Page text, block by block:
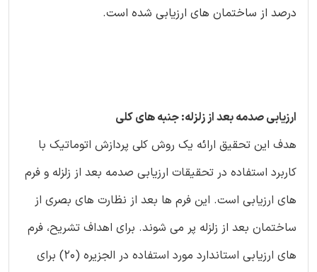
درصد از ساختمان های ارزیابی شده است.
ارزیابی صدمه بعد از زلزله: جنبه های کلی
هدف این تحقیق ارائه یک روش کلی پردازش اتوماتیک با
کاربرد استفاده در تحقیقات ارزیابی صدمه بعد از زلزله و فرم
های ارزیابی است. این فرم ها بعد از نظارت های بصری از
ساختمان بعد از زلزله پر می شوند. برای اهداف تشریح، فرم
های ارزیابی استاندارد مورد استفاده در الجزیره (20) برای